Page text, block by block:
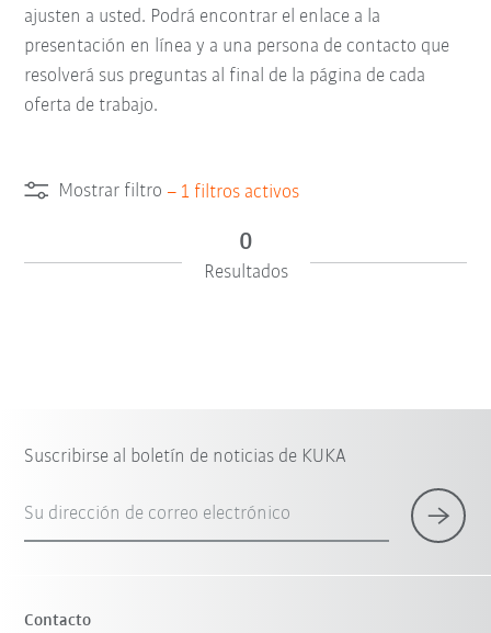
ajusten a usted. Podrá encontrar el enlace a la
presentación en línea y a una persona de contacto que
resolverá sus preguntas al final de la página de cada
oferta de trabajo.
Mostrar filtro – 1 filtros activos
0
Resultados
Suscribirse al boletín de noticias de KUKA
Su dirección de correo electrónico
Contacto